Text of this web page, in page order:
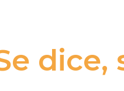
dice,